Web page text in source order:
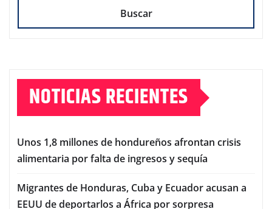
Buscar
NOTICIAS RECIENTES
Unos 1,8 millones de hondureños afrontan crisis
alimentaria por falta de ingresos y sequía
Migrantes de Honduras, Cuba y Ecuador acusan a
EEUU de deportarlos a África por sorpresa